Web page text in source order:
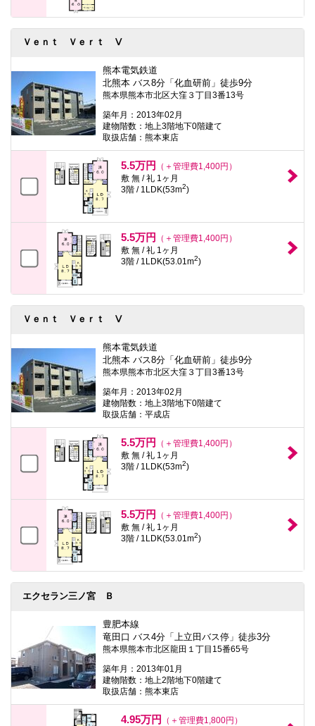
Ｖｅｎｔ Ｖｅｒｔ Ⅴ
熊本電気鉄道
北熊本 バス8分「化血研前」徒歩9分
熊本県熊本市北区大窪３丁目3番13号
築年月：2013年02月
建物階数：地上3階地下0階建て
取扱店舗：熊本東店
5.5万円
（＋管理費1,400円）
敷 無 / 礼 1ヶ月
3階 / 1LDK(53m2)
5.5万円
（＋管理費1,400円）
敷 無 / 礼 1ヶ月
3階 / 1LDK(53.01m2)
Ｖｅｎｔ Ｖｅｒｔ Ⅴ
熊本電気鉄道
北熊本 バス8分「化血研前」徒歩9分
熊本県熊本市北区大窪３丁目3番13号
築年月：2013年02月
建物階数：地上3階地下0階建て
取扱店舗：平成店
5.5万円
（＋管理費1,400円）
敷 無 / 礼 1ヶ月
3階 / 1LDK(53m2)
5.5万円
（＋管理費1,400円）
敷 無 / 礼 1ヶ月
3階 / 1LDK(53.01m2)
エクセラン三ノ宮 Ｂ
豊肥本線
竜田口 バス4分「上立田バス停」徒歩3分
熊本県熊本市北区龍田１丁目15番65号
築年月：2013年01月
建物階数：地上2階地下0階建て
取扱店舗：熊本東店
4.95万円
（＋管理費1,800円）